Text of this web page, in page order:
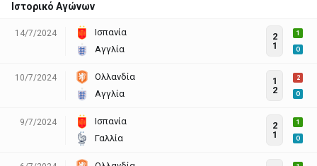
Ιστορικό Αγώνων
14/7/2024
Ισπανία
Αγγλία
2
1
1
O
10/7/2024
Ολλανδία
Αγγλία
1
2
2
O
9/7/2024
Ισπανία
Γαλλία
2
1
1
O